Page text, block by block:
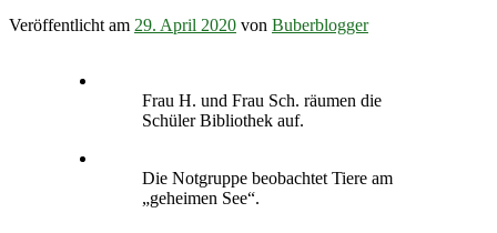
Veröffentlicht am 29. April 2020 von Buberblogger
Frau H. und Frau Sch. räumen die
Schüler Bibliothek auf.
Die Notgruppe beobachtet Tiere am
„geheimen See“.